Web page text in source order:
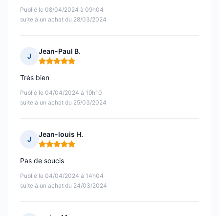
Publié le 08/04/2024 à 09h04
suite à un achat du 28/03/2024
J
Jean-Paul B.
Note : 5 sur 5
Publié le 04/04/2024 à 19h10
suite à un achat du 25/03/2024
Très bien
J
Jean-louis H.
Note : 5 sur 5
Publié le 04/04/2024 à 14h04
suite à un achat du 24/03/2024
Pas de soucis